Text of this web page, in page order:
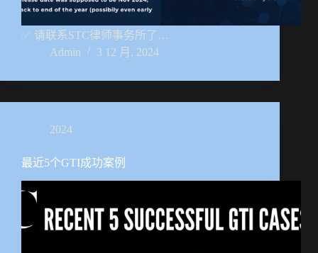
✅ 请联系STC律师事务所了…
Admin
3 12 月, 2024
2024
最近5个GTI成功案例